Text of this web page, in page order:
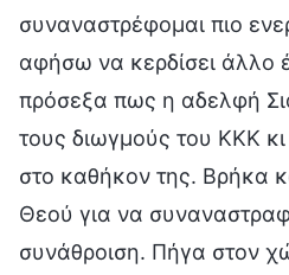
συναναστρέφομαι πιο
αφήσω να κερδίσει άλλο
πρόσεξα πως η αδελφή
τους διωγμούς του ΚΚΚ κι
στο καθήκον της. Βρήκα
Θεού για να
συνάθροιση. Πήγα στον